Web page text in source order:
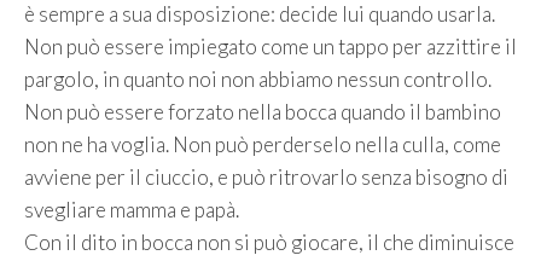
è sempre a sua disposizione: decide lui quando usarla.
Non può essere impiegato come un tappo per azzittire il
pargolo, in quanto noi non abbiamo nessun controllo.
Non può essere forzato nella bocca quando il bambino
non ne ha voglia. Non può perderselo nella culla, come
avviene per il ciuccio, e può ritrovarlo senza bisogno di
svegliare mamma e papà.
Con il dito in bocca non si può giocare, il che diminuisce